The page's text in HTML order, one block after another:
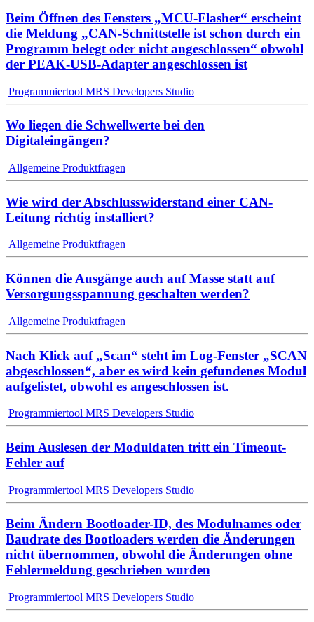
Beim Öffnen des Fensters „MCU-Flasher“ erscheint
die Meldung „CAN-Schnittstelle ist schon durch ein
Programm belegt oder nicht angeschlossen“ obwohl
der PEAK-USB-Adapter angeschlossen ist
Programmiertool MRS Developers Studio
Wo liegen die Schwellwerte bei den
Digitaleingängen?
Allgemeine Produktfragen
Wie wird der Abschlusswiderstand einer CAN-
Leitung richtig installiert?
Allgemeine Produktfragen
Können die Ausgänge auch auf Masse statt auf
Versorgungsspannung geschalten werden?
Allgemeine Produktfragen
Nach Klick auf „Scan“ steht im Log-Fenster „SCAN
abgeschlossen“, aber es wird kein gefundenes Modul
aufgelistet, obwohl es angeschlossen ist.
Programmiertool MRS Developers Studio
Beim Auslesen der Moduldaten tritt ein Timeout-
Fehler auf
Programmiertool MRS Developers Studio
Beim Ändern Bootloader-ID, des Modulnames oder
Baudrate des Bootloaders werden die Änderungen
nicht übernommen, obwohl die Änderungen ohne
Fehlermeldung geschrieben wurden
Programmiertool MRS Developers Studio